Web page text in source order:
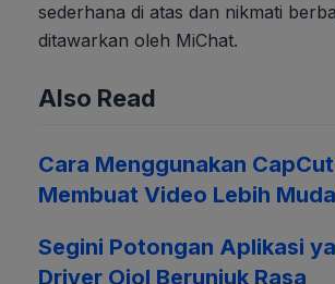
sederhana di atas dan nikmati
ditawarkan oleh MiChat.
Also Read
Cara Menggunakan
Membuat Video Lebih
Segini Potongan Aplikasi
Driver Ojol Berunjuk Rasa